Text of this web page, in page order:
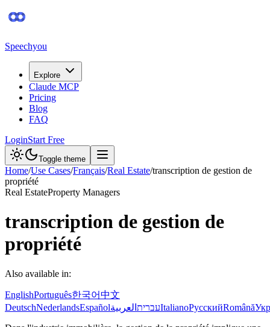
Speechyou
Explore
Claude MCP
Pricing
Blog
FAQ
LoginStart Free
Toggle theme
Home/Use Cases/Français/Real Estate/transcription de gestion de
propriété
Real EstateProperty Managers
transcription de gestion de
propriété
Also available in:
EnglishPortuguês한국어中文
DeutschNederlandsEspañol עברית العربية ItalianoРусскийRomână